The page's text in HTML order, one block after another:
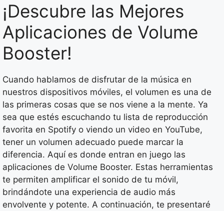
¡Descubre las Mejores
Aplicaciones de Volume
Booster!
Cuando hablamos de disfrutar de la música en
nuestros dispositivos móviles, el volumen es una de
las primeras cosas que se nos viene a la mente. Ya
sea que estés escuchando tu lista de reproducción
favorita en Spotify o viendo un video en YouTube,
tener un volumen adecuado puede marcar la
diferencia. Aquí es donde entran en juego las
aplicaciones de Volume Booster. Estas herramientas
te permiten amplificar el sonido de tu móvil,
brindándote una experiencia de audio más
envolvente y potente. A continuación, te presentaré